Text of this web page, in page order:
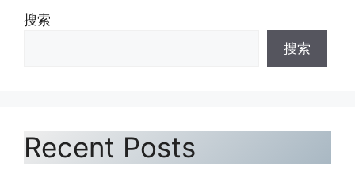
搜索
搜索
Recent Posts